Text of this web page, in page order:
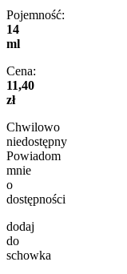
Pojemność:
14
ml
Cena:
11,40
zł
Chwilowo
niedostępny
Powiadom
mnie
o
dostępności
dodaj
do
schowka